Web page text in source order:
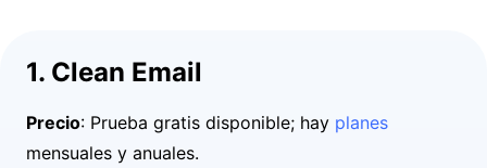
1. Clean Email
Precio: Prueba gratis disponible; hay planes
mensuales y anuales.